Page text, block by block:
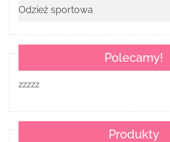
Odzież sportowa
Polecamy!
zzzzz
Produkty